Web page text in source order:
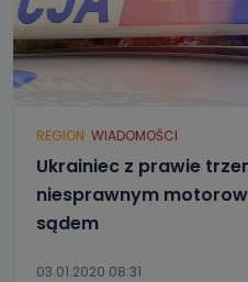
REGION WIADOMOŚCI
Ukrainiec z prawie
niesprawnym
sądem
03.01.2020 08:31